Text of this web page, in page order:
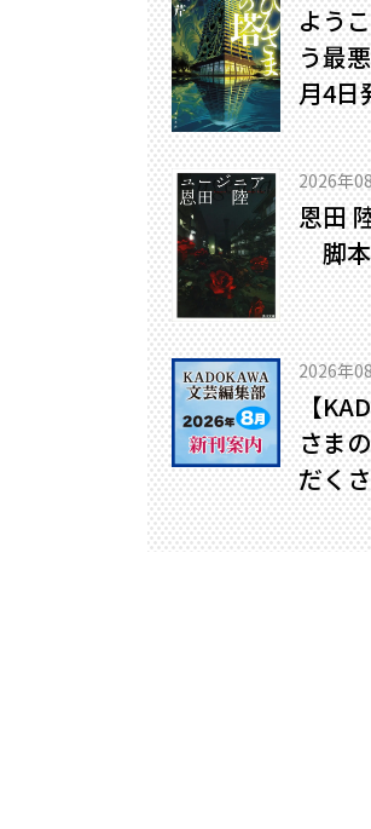
よう
う最
月4日
2026年
恩田
脚本
2026年
【
さま
だく